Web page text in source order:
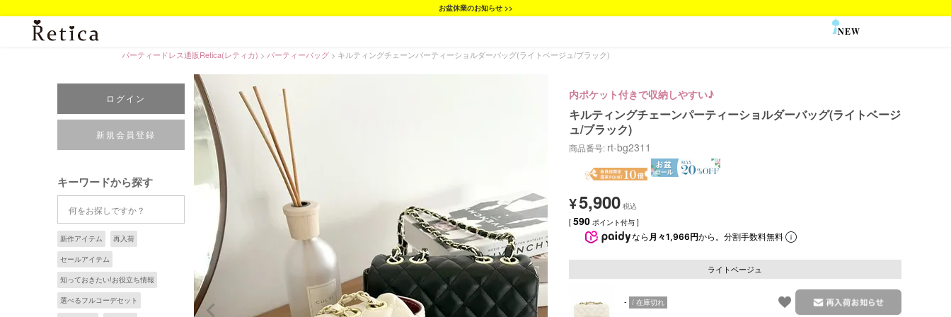
お盆休業のお知らせ >>
NEW
パーティードレス通販Retica(レティカ) パーティーバッグ キルティングチェーンパーティーショルダーバッグ(ライトベージュ/ブラック)
ログイン
新規会員登録
キーワードから探す
新作アイテム 再入荷
セールアイテム
知っておきたい!お役立ち情報
選べるフルコーデセット
内ポケット付きで収納しやすい♪
キルティングチェーンパーティーショルダーバッグ(ライトベージ
ュ/ブラック)
商品番号 rt-bg2311
¥5,900
[ 590 ポイント付与 ]
なら 月々1,966円から。分割手数料無料
ライトベージュ
- 在庫切れ